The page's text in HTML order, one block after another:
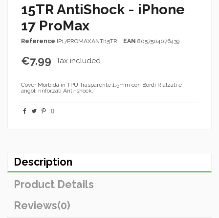
15TR AntiShock - iPhone
17 ProMax
Reference IP17PROMAXANTI15TR EAN 8057504076439
€7.99 Tax included
Cover Morbida in TPU Trasparente 1,5mm con Bordi Rialzati e
angoli rinforzati Anti-shock.
Description
Product Details
Reviews(0)